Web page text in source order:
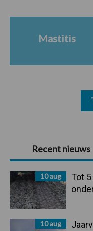
Primaire
Sidebar
Recent nieuws
10 aug
Tot
10 aug
Mastitis